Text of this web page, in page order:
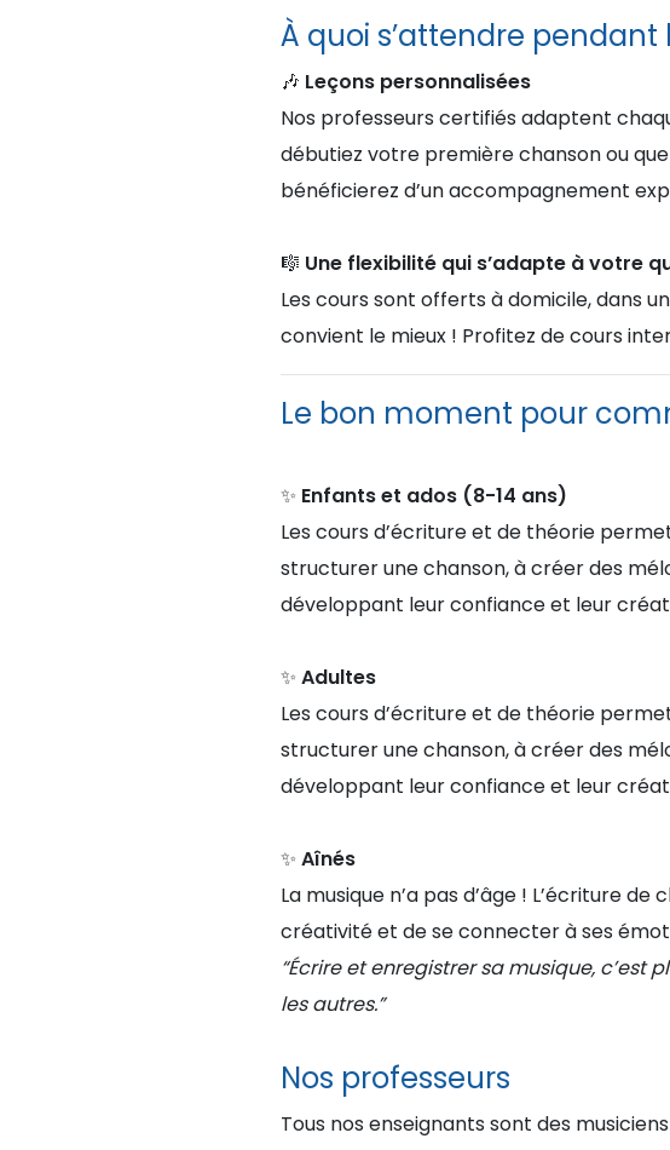
À quoi s’attendre pendant
🎶 Leçons personnalisées
Nos professeurs certifiés adaptent
débutiez votre première chanson ou
bénéficierez d’un accompagnement
🎼 Une flexibilité qui s’adapte à votre
Les cours sont offerts à domicile, dans
convient le mieux ! Profitez de cours
Le bon moment pour
✨ Enfants et ados (8-14 ans)
Les cours d’écriture et de théorie
structurer une chanson, à créer des
développant leur confiance et leur
✨ Adultes
Les cours d’écriture et de théorie
structurer une chanson, à créer des
développant leur confiance et leur
✨ Aînés
La musique n’a pas d’âge ! L’écriture
créativité et de se connecter à ses
“Écrire et enregistrer sa musique, c’est
les autres.”
Nos professeurs
Tous nos enseignants sont des